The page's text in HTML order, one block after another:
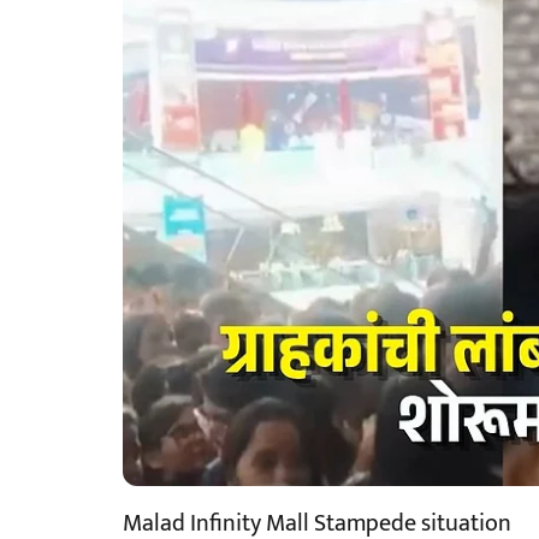
Malad Infinity Mall Stampede situation